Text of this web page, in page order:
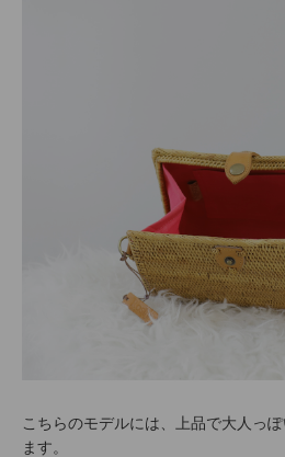
こちらのモデルには、上品で大人っ
ます。